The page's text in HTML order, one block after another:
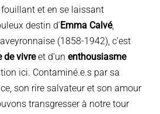
fouillant et en se laissant
destin d’Emma Calvé,
(1858-1942), c’est
de vivreet d’unenthousiasme
ici. Contaminé.e.s par sa
son rire salvateur et son amour
transgresser à notre tour